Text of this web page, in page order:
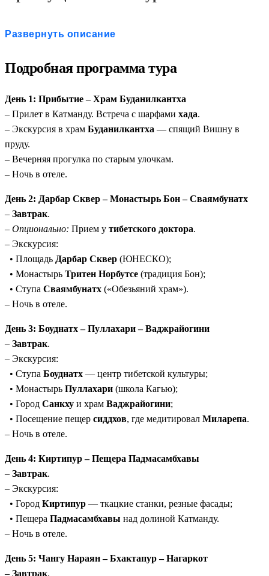
пещеры сиддхов, храм Ваджрайогини — малоизвестные
Все ключевые святыни:ЮНЕСКО, ступы, храмы,
Панорамы Гималаев:Нагаркот и Дуликхель — лучшие
точки для наблюдения за Эверестом, Аннапурной и
Лангтангом.
Уникальный финал:
Гималаями(~$290/чел).
Профессиональное сопровождение:
Развернуть описание
Подробная программа тура
День 1: Прибытие – Храм Буданилкантха
– Прилет в Катманду. Встреча с шарфами хада.
– Экскурсия в храм Буданилкантха — спящий Вишну в
пруду.
– Вечерняя прогулка по старым улочкам.
– Ночь в отеле.
День 2: Дарбар Сквер – Монастырь Бон – Сваямбунатх
– Завтрак.
– Опционально: Прием у тибетского доктора.
– Экскурсия:
• Площадь Дарбар Сквер (ЮНЕСКО);
• Монастырь Тритен Норбутсе (традиция Бон);
• Ступа Сваямбунатх («Обезьяний храм»).
– Ночь в отеле.
День 3: Боуднатх – Пуллахари – Ваджрайогини
– Завтрак.
– Экскурсия:
• Ступа Боуднатх — центр тибетской культуры;
• Монастырь Пуллахари (школа Кагью);
• Город Санкху и храм Ваджрайогини;
• Посещение пещер сиддхов, где медитировал Миларепа.
– Ночь в отеле.
День 4: Киртипур – Пещера Падмасамбхавы
– Завтрак.
– Экскурсия:
• Город Киртипур — ткацкие станки, резные фасады;
• Пещера Падмасамбхавы над долиной Катманду.
– Ночь в отеле.
День 5: Чангу Нараян – Бхактапур – Нагаркот
– Завтрак.